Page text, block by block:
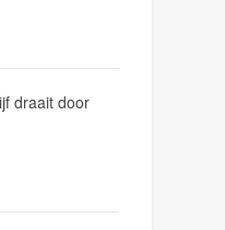
draait door